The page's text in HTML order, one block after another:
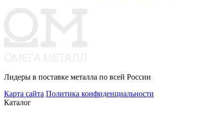
Лидеры в поставке металла по всей России
Карта сайта Политика конфиденциальности
Каталог